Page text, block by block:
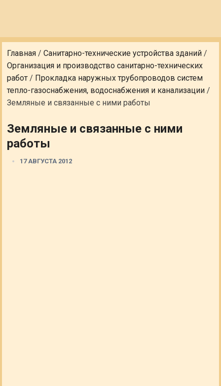
Главная /Санитарно-технические устройства зданий/
Организация и производство санитарно-технических
работ / Прокладка наружных трубопроводов систем
тепло-газоснабжения, водоснабжения и канализации /
Земляные и связанные с ними работы
Земляные и связанные с ними
работы
17 АВГУСТА 2012